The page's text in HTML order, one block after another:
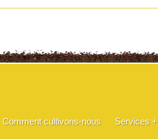
Comment cultivons-nous Services +